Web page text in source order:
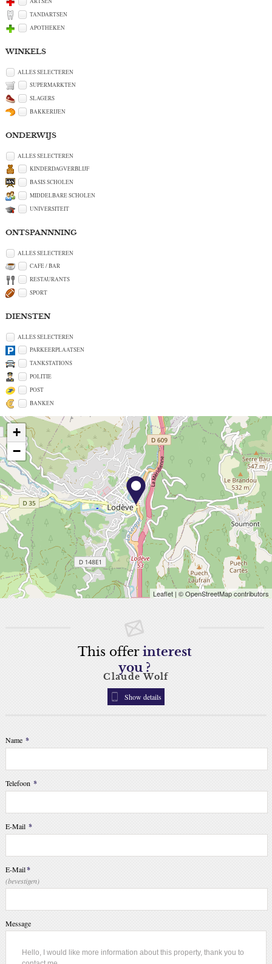
TANDARTSEN
APOTHEKEN
WINKELS
ALLES SELECTEREN
SUPERMARKTEN
SLAGERS
BAKKERIJEN
ONDERWIJS
ALLES SELECTEREN
KINDERDAGVERBLIJF
BASIS SCHOLEN
MIDDELBARE SCHOLEN
UNIVERSITEIT
ONTSPANNNING
ALLES SELECTEREN
CAFE / BAR
RESTAURANTS
SPORT
DIENSTEN
ALLES SELECTEREN
PARKEERPLAATSEN
TANKSTATIONS
POLITIE
POST
BANKEN
+
−
Leaflet | © OpenStreetMap contributors
This offerinterest
you ?
Claude Wolf
Show details
Name *
Telefoon *
E-Mail *
E-Mail*
(bevestigen)
Message